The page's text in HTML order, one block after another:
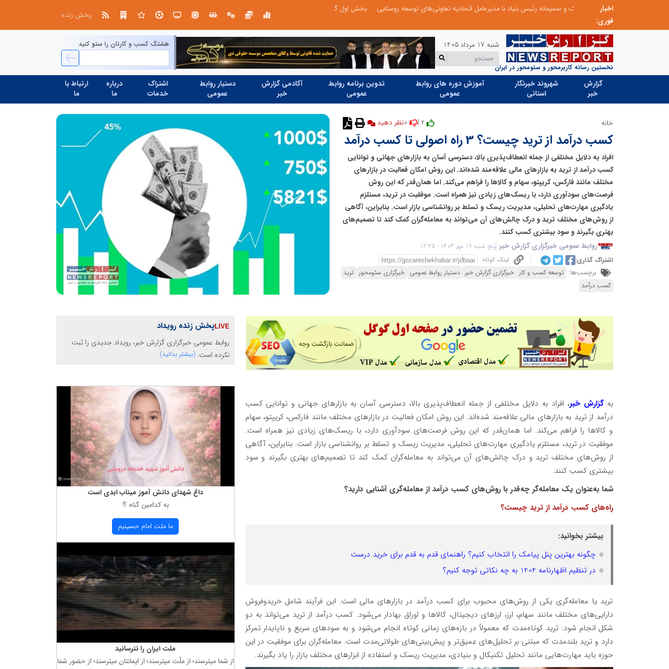
اخبار
فوری:
بخش اول گفت‌وگوی رئیس‌جمهور پزشکیان با مردم روایت تصویری از خدمت در مسیر اربعین حسینی
پخش زنده
نخستین رسانه کاربرمحور و سئومحور در ایران
شنبه 17 مرداد 1405 هشتگ کسب و کارتان را سئو کنید
گزارش
خبر
شهروند خبرنگار
استانی
آموزش دوره های روابط
عمومی
تدوین برنامه روابط
عمومی
آکادمی گزارش
خبر
دستیار روابط
عمومی
اشتراک
خدمات
درباره
ما
ارتباط با
ما
خانه
کسب درآمد از ترید چیست؟ 3 راه اصولی تا کسب درآمد
افراد به دلایل مختلفی از جمله انعطاف‌پذیری بالا، دسترسی آسان به بازارهای جهانی و توانایی
کسب درآمد از ترید به بازارهای مالی علاقه‌مند شده‌اند. این روش امکان فعالیت در بازارهای
مختلف مانند فارکس، کریپتو، سهام و کالاها را فراهم می‌کند. اما همان‌قدر که این روش
فرصت‌های سودآوری دارد، با ریسک‌های زیادی نیز همراه است. موفقیت در ترید، مستلزم
یادگیری مهارت‌های تحلیلی، مدیریت ریسک و تسلط بر روانشناسی بازار است. بنابراین، آگاهی
از روش‌های مختلف ترید و درک چالش‌های آن می‌تواند به معامله‌گران کمک کند تا تصمیم‌های
بهتری بگیرند و سود بیشتری کسب کنند.
روابط عمومی خبرگزاری گزارش خبر پنج شنبه 19 مهر 1403 - 12:45
اشتراک گذاری:
لینک کوتاه
برچسب‌ها: توسعه کسب و کار خبرگزاری گزارش خبر دستیار روابط عمومی خبرگزاری سئومحور ترید
کسب درآمد
بهگزارش خبر، افراد به دلایل مختلفی از جمله انعطاف‌پذیری بالا، دسترسی آسان به بازارهای جهانی و توانایی کسب
درآمد از ترید به بازارهای مالی علاقه‌مند شده‌اند. این روش امکان فعالیت در بازارهای مختلف مانند فارکس، کریپتو، سهام
و کالاها را فراهم می‌کند. اما همان‌قدر که این روش فرصت‌های سودآوری دارد، با ریسک‌های زیادی نیز همراه است.
موفقیت در ترید، مستلزم یادگیری مهارت‌های تحلیلی، مدیریت ریسک و تسلط بر روانشناسی بازار است. بنابراین، آگاهی
از روش‌های مختلف ترید و درک چالش‌های آن می‌تواند به معامله‌گران کمک کند تا تصمیم‌های بهتری بگیرند و سود
بیشتری کسب کنند.
شما به‌‌عنوان یک معامله‌گر چه‌قدر با روش‌های کسب درآمد از معامله‌گری آشنایی دارید؟
راه‌های کسب درآمد از ترید چیست؟
بیشتر بخوانید:
چگونه بهترین پنل پیامک را انتخاب کنیم؟ راهنمای قدم به قدم برای خرید درست
در تنظیم اظهارنامه 1404 به چه نکاتی توجه کنیم؟
ترید یا معامله‌گری یکی از روش‌های محبوب برای کسب درآمد در بازارهای مالی است. این فرآیند شامل خریدوفروش
دارایی‌های مختلف مانند سهام، ارز، ارزهای دیجیتال، کالاها و اوراق بهادار می‌شود. کسب درآمد از ترید می‌تواند به دو
شکل انجام شود: ترید کوتاه‌مدت که معمولاً در بازه‌های زمانی کوتاه انجام می‌شود و به سودهای سریع و ناپایدار تمرکز
دارد و ترید بلندمدت که مبتنی بر تحلیل‌های عمیق‌تر و پیش‌بینی‌های طولانی‌مدت است. معامله‌گران برای موفقیت در این
حوزه باید مهارت‌هایی مانند تحلیل تکنیکال و بنیادی، مدیریت ریسک و استفاده از ابزارهای مختلف بازار را یاد بگیرند.
پخش زنده رویداد
روابط عمومی خبرگزاری گزارش خبر، رویداد جدیدی را ثبت
نکرده است. (بیشتر بدانید)
داغ شهدای دانش آموز میناب ابدی است
به كدامین گناه ؟!
ما ملت امام حسینیم
ملت ایران را نترسانید
از شما میترسند؛ از ملّت میترسند؛ از ایمانتان میترسند؛ از حضور شما